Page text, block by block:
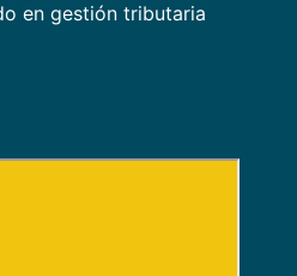
en gestión tributaria